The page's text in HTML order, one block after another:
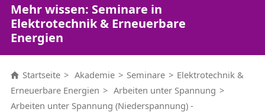
Mehr wissen: Seminare in
Elektrotechnik & Erneuerbare
Energien
Startseite Akademie Seminare
Elektrotechnik &
Erneuerbare Energien
Arbeiten unter Spannung
Arbeiten unter Spannung (Niederspannung) -